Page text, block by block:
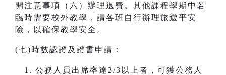
開注意事項（六）辦理退費。其他課程學期中若
臨時需要校外教學，請各班自行辦理旅遊平安
險，以確保教學安全。
(七)時數認證及證書申請：
公務人員出席率達2/3以上者，可獲公務人